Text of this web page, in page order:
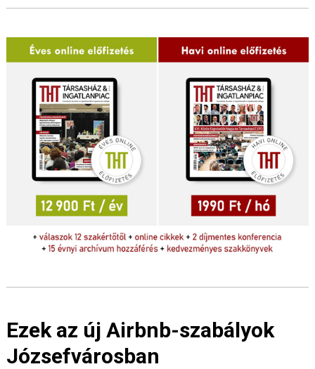
Ezek az új Airbnb-szabályok
Józsefvárosban